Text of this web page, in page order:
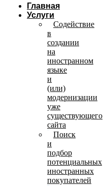
Главная
Услуги
Содействие
в
создании
на
иностранном
языке
и
(или)
модернизации
уже
существующего
сайта
Поиск
и
подбор
потенциальных
иностранных
покупателей